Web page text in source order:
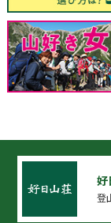
好
登